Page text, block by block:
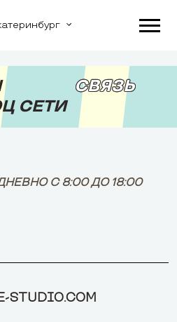
СВЯЗЬ
СЕТИ
С 8:00 ДО 18:00
STUDIO.COM